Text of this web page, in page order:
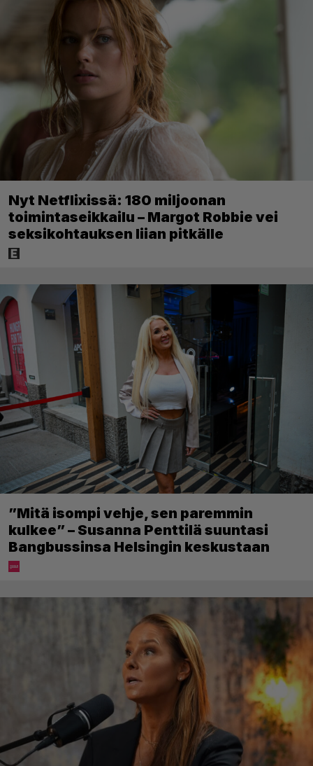
Nyt Netflixissä: 180 miljoonan
toimintaseikkailu – Margot Robbie vei
seksikohtauksen liian pitkälle
”Mitä isompi vehje, sen paremmin
kulkee” – Susanna Penttilä suuntasi
Bangbussinsa Helsingin keskustaan